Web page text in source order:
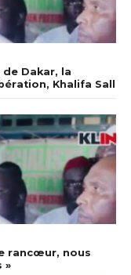
de Dakar, la
Khalifa Sall
rancœur, nous
»